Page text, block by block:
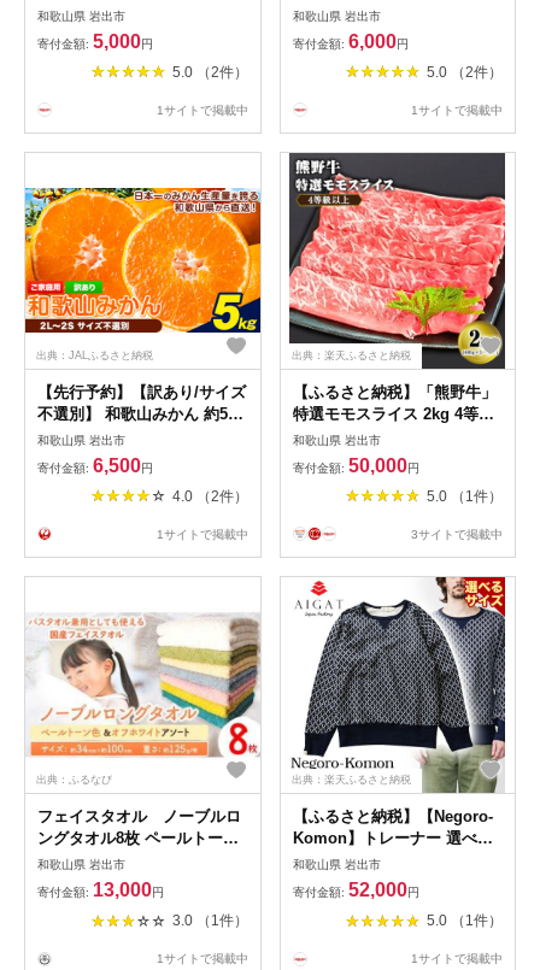
約9kg (4L~Sサイズ サイズ不
選別) 早生・晩生指定不可
《2027年2月上旬-3月中旬に
出荷予定(土日祝除く)》和歌
八朔 柑橘 果物 フルーツ ご家
和歌山県 岩出市
寄付金額: 5,000円
5.0 （2件）
1サイトで掲載中
ケ 約50g 100g 150g 250g 有
限会社松牛《30日以内に出荷
予定(土日祝除く)》 和歌山県
岩出市 希少 肉 牛肉 熊野牛
和歌山県 岩出市
寄付金額: 6,000円
5.0 （2件）
1サイトで掲載中
出典：JALふるさと納税
【先行予約】【訳あり/サイズ
不選別】 和歌山みかん 約5kg
和歌山県産 《2026年11月中
旬-1月中旬頃出荷》たっぷり
ご家庭用 2L〜2S 産地直送 み
かん 旬 蜜柑 ミカン 柑橘 果
和歌山県 岩出市
寄付金額: 6,500円
4.0 （2件）
1サイトで掲載中
出典：楽天ふるさと納税
【ふるさと納税】「熊野牛」
特選モモスライス 2kg 4等級
以上 株式会社松源《30日以内
に出荷予定(土日祝除く)》和
歌山県 岩出市
和歌山県 岩出市
寄付金額: 50,000円
5.0 （1件）
3サイトで掲載中
出典：ふるなび
フェイスタオル ノーブルロ
ングタオル8枚 ペールトーン
色とオフホワイト アソート
和歌山県 岩出市
寄付金額: 13,000円
3.0 （1件）
1サイトで掲載中
出典：楽天ふるさと納税
【ふるさと納税】【Negoro-
Komon】トレーナー 選べる
サイズ 株式会社アイガット
《90日以内に出荷予定(土日祝
除く)》和歌山県 岩出市 トレ
ーナー 服 選べる サイズ M L
和歌山県 岩出市
寄付金額: 52,000円
5.0 （1件）
1サイトで掲載中